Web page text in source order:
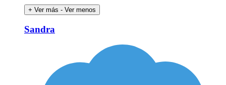
+ Ver más - Ver menos
Sandra